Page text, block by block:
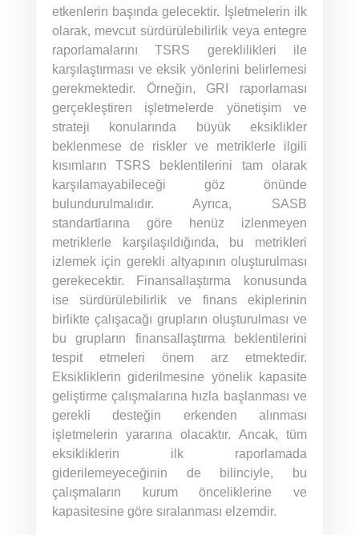
etkenlerin başında gelecektir. İşletmelerin ilk
olarak, mevcut sürdürülebilirlik veya entegre
raporlamalarını TSRS gereklilikleri ile
karşılaştırması ve eksik yönlerini belirlemesi
gerekmektedir. Örneğin, GRI raporlaması
gerçekleştiren işletmelerde yönetişim ve
strateji konularında büyük eksiklikler
beklenmese de riskler ve metriklerle ilgili
kısımların TSRS beklentilerini tam olarak
karşılamayabileceği göz önünde
bulundurulmalıdır. Ayrıca, SASB
standartlarına göre henüz izlenmeyen
metriklerle karşılaşıldığında, bu metrikleri
izlemek için gerekli altyapının oluşturulması
gerekecektir. Finansallaştırma konusunda
ise sürdürülebilirlik ve finans ekiplerinin
birlikte çalışacağı grupların oluşturulması ve
bu grupların finansallaştırma beklentilerini
tespit etmeleri önem arz etmektedir.
Eksikliklerin giderilmesine yönelik kapasite
geliştirme çalışmalarına hızla başlanması ve
gerekli desteğin erkenden alınması
işletmelerin yararına olacaktır. Ancak, tüm
eksikliklerin ilk raporlamada
giderilemeyeceğinin de bilinciyle, bu
çalışmaların kurum önceliklerine ve
kapasitesine göre sıralanması elzemdir.